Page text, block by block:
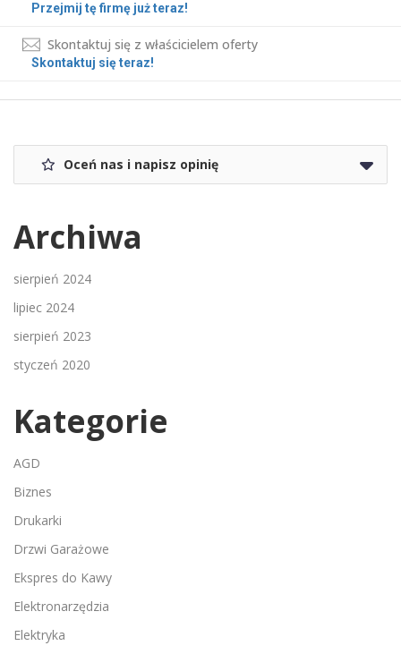
Przejmij tę firmę już teraz!
Skontaktuj się z właścicielem oferty
Skontaktuj się teraz!
Oceń nas i napisz opinię
Archiwa
sierpień 2024
lipiec 2024
sierpień 2023
styczeń 2020
Kategorie
AGD
Biznes
Drukarki
Drzwi Garażowe
Ekspres do Kawy
Elektronarzędzia
Elektryka